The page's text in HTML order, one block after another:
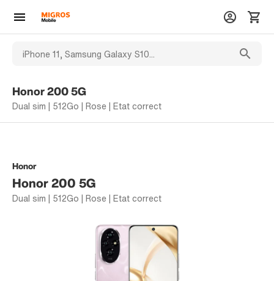
Honor 200 5G
Dual sim | 512Go | Rose | Etat correct
Honor
Honor 200 5G
Dual sim | 512Go | Rose | Etat correct